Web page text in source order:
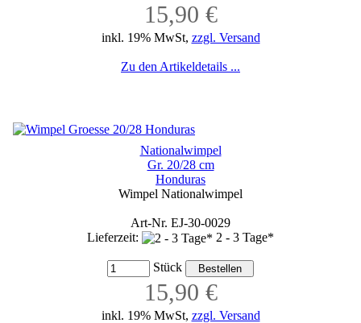
15,90 €
inkl. 19% MwSt, zzgl. Versand
Zu den Artikeldetails ...
Nationalwimpel
Gr. 20/28 cm
Honduras
Wimpel Nationalwimpel
Art-Nr. EJ-30-0029
Lieferzeit:
2 - 3 Tage*
Stück
15,90 €
inkl. 19% MwSt, zzgl. Versand